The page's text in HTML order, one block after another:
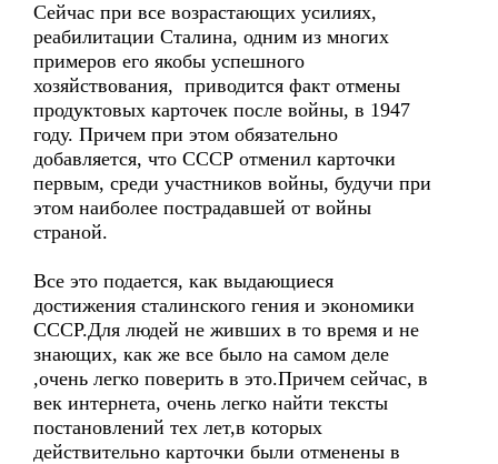
Сейчас при все возрастающих усилиях,
реабилитации Сталина, одним из многих
примеров его якобы успешного
хозяйствования, приводится факт отмены
продуктовых карточек после войны, в 1947
году. Причем при этом обязательно
добавляется, что СССР отменил карточки
первым, среди участников войны, будучи при
этом наиболее пострадавшей от войны
страной.
Все это подается, как выдающиеся
достижения сталинского гения и экономики
СССР.Для людей не живших в то время и не
знающих, как же все было на самом деле
,очень легко поверить в это.Причем сейчас, в
век интернета, очень легко найти тексты
постановлений тех лет,в которых
действительно карточки были отменены в